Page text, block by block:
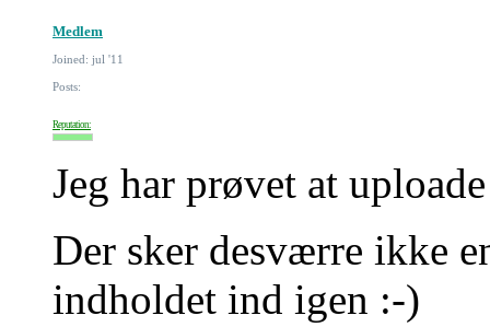
Medlem
Joined: jul '11
Posts:
Reputation:
Jeg har prøvet at
Der sker desværre ikke
indholdet ind igen :-)